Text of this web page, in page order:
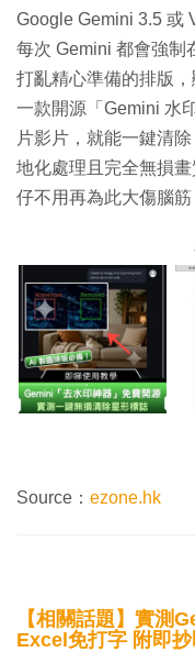
Google Gemini 3.5 或
每次 Gemini 都會強制
打亂精心準備的排版
一款開源「Gemini 水
片影片，就能一鍵清
地化處理且完全無損
仔不用再為此大傷腦筋
Source： ezone.hk
【相關話題】實測
Excel免打字 附即